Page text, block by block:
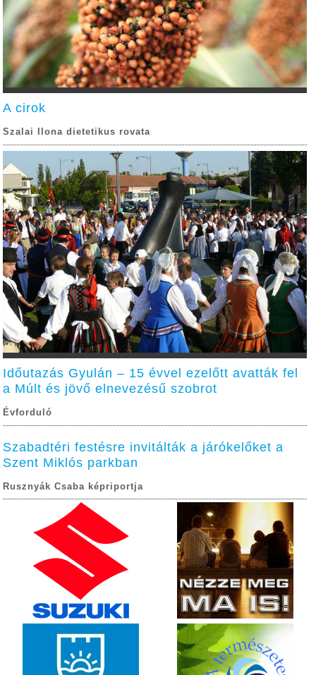
A cirok
Szalai Ilona dietetikus rovata
Időutazás Gyulán – 15 évvel ezelőtt avatták fel
a Múlt és jövő elnevezésű szobrot
Évforduló
Szabadtéri festésre invitálták a járókelőket a
Szent Miklós parkban
Rusznyák Csaba képriportja